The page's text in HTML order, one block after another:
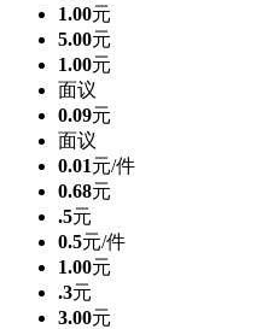
1.00元
5.00元
1.00元
面议
0.09元
面议
0.01元/件
0.68元
.5元
0.5元/件
1.00元
.3元
3.00元